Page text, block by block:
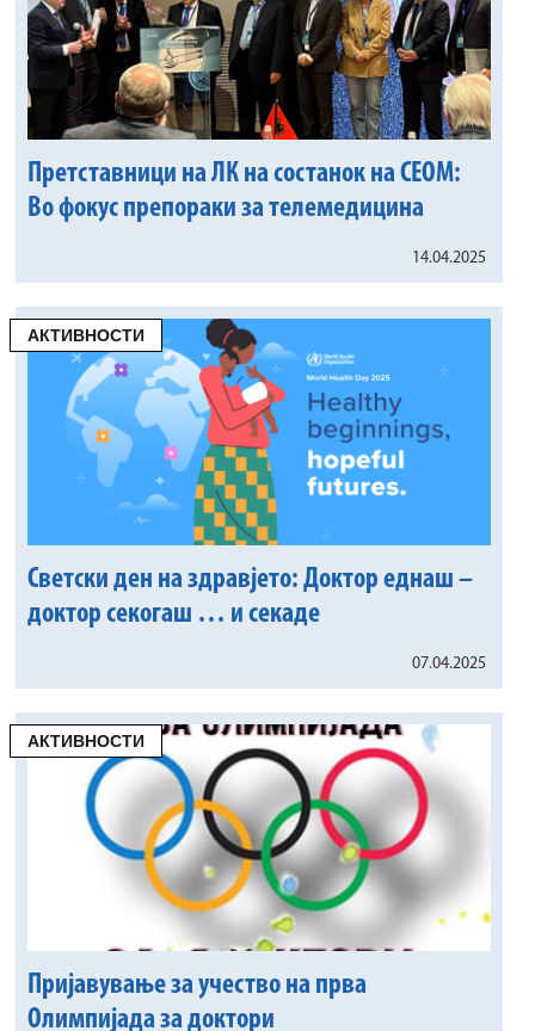
Претставници на ЛК на состанок на CEOM:
Во фокус препораки за телемедицина
14.04.2025
АКТИВНОСТИ
Светски ден на здравјето: Доктор еднаш –
доктор секогаш … и секаде
07.04.2025
АКТИВНОСТИ
Пријавување за учество на прва
Олимпијада за доктори